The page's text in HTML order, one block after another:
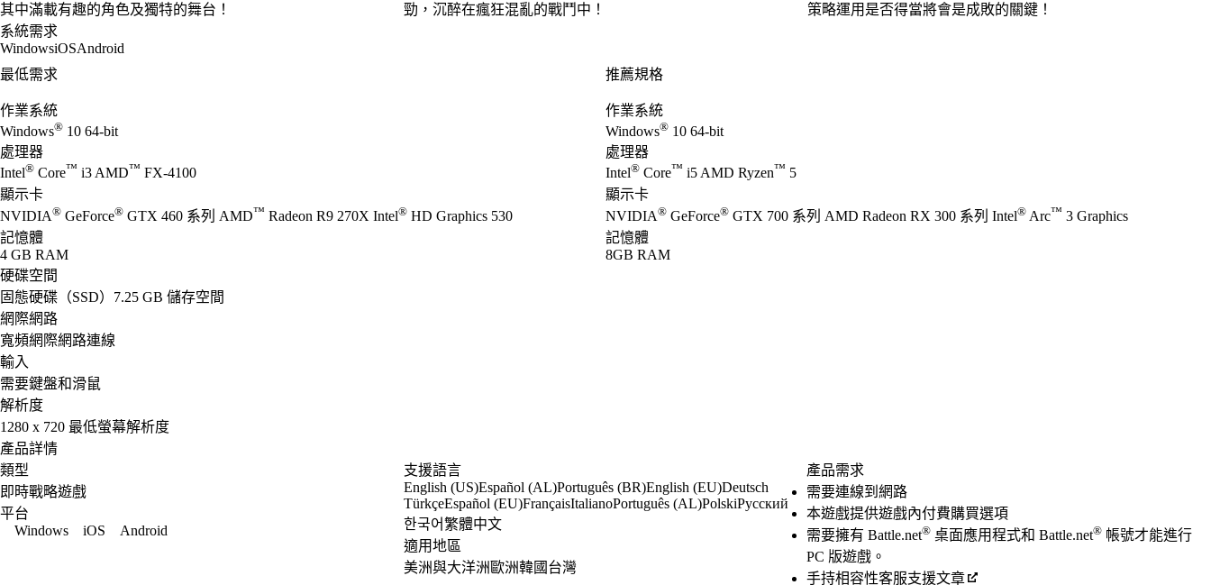
其中滿載有趣的角色及獨特的舞台！
勁，沉醉在瘋狂混亂的戰鬥中！
策略運用是否得當將會是成敗的關鍵！
系統需求
WindowsiOSAndroid
最低需求
作業系統
Windows® 10 64-bit
處理器
Intel® Core™ i3 AMD™ FX-4100
顯示卡
NVIDIA® GeForce® GTX 460 系列 AMD™ Radeon R9 270X Intel® HD Graphics 530
記憶體
4 GB RAM
硬碟空間
固態硬碟（SSD）7.25 GB 儲存空間
網際網路
寬頻網際網路連線
輸入
需要鍵盤和滑鼠
解析度
1280 x 720 最低螢幕解析度
推薦規格
作業系統
Windows® 10 64-bit
處理器
Intel® Core™ i5 AMD Ryzen™ 5
顯示卡
NVIDIA® GeForce® GTX 700 系列 AMD Radeon RX 300 系列 Intel® Arc™ 3 Graphics
記憶體
8GB RAM
產品詳情
類型
即時戰略遊戲
平台
Windows
iOS Android
支援語言
English (US)Español (AL)Português (BR)English (EU)Deutsch
TürkçeEspañol (EU)FrançaisItalianoPortuguês (AL)PolskiРусский
한국어繁體中文
適用地區
美洲與大洋洲 歐洲韓國 台灣
產品需求
需要連線到網路
本遊戲提供遊戲內付費購買選項
需要擁有 Battle.net® 桌面應用程式和 Battle.net® 帳號才能進行
PC 版遊戲。
手持相容性客服支援文章